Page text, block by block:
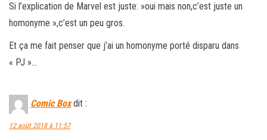
Si l’explication de Marvel est juste: »oui mais non,c’est juste un
homonyme »,c’est un peu gros.
Et ça me fait penser que j’ai un homonyme porté disparu dans
« PJ »…
Comic Box dit :
12 août 2018 à 11:57